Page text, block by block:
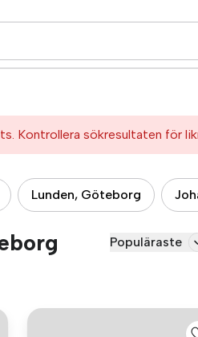
Kontrollera sökresultaten för
Lunden, Göteborg
Populäraste